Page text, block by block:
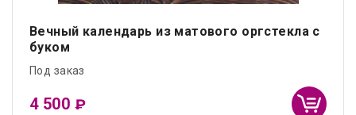
Вечный календарь из матового оргстекла с
буком
Под заказ
4 500 ₽